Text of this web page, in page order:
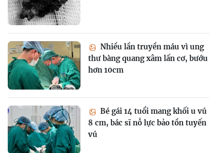
Nhiều lần truyền máu vì ung
thư bàng quang xâm lấn cơ, bướu
hơn 10cm
Bé gái 14 tuổi mang khối u vú
8 cm, bác sĩ nỗ lực bảo tồn tuyến
vú